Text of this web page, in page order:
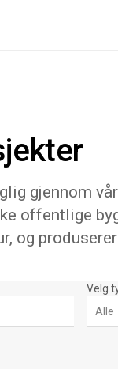
gjennom
offentlige
og
Velg